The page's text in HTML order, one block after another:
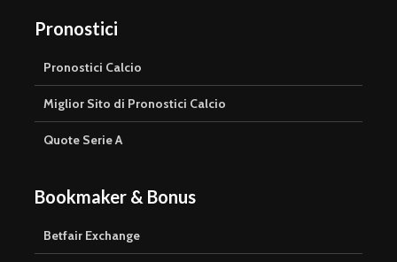
Pronostici
Pronostici Calcio
Miglior Sito di Pronostici Calcio
Quote Serie A
Bookmaker & Bonus
Betfair Exchange